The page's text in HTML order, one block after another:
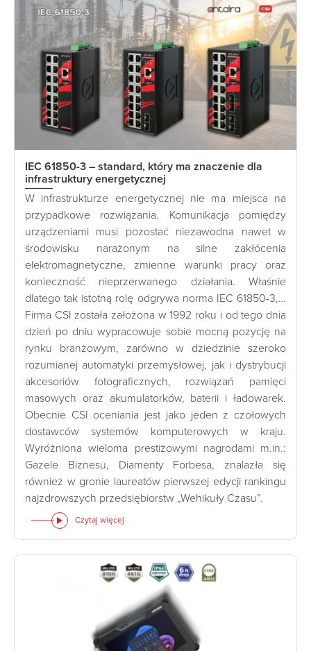
IEC 61850-3 – standard, który ma znaczenie dla
infrastruktury energetycznej
W infrastrukturze energetycznej nie ma miejsca na
przypadkowe rozwiązania. Komunikacja pomiędzy
urządzeniami musi pozostać niezawodna nawet w
środowisku narażonym na silne zakłócenia
elektromagnetyczne, zmienne warunki pracy oraz
konieczność nieprzerwanego działania. Właśnie
dlatego tak istotną rolę odgrywa norma IEC 61850-3,…
Firma CSI została założona w 1992 roku i od tego dnia
dzień po dniu wypracowuje sobie mocną pozycję na
rynku branżowym, zarówno w dziedzinie szeroko
rozumianej automatyki przemysłowej, jak i dystrybucji
akcesoriów fotograficznych, rozwiązań pamięci
masowych oraz akumulatorków, baterii i ładowarek.
Obecnie CSI oceniania jest jako jeden z czołowych
dostawców systemów komputerowych w kraju.
Wyróżniona wieloma prestiżowymi nagrodami m.in.:
Gazele Biznesu, Diamenty Forbesa, znalazła się
również w gronie laureatów pierwszej edycji rankingu
najzdrowszych przedsiębiorstw „Wehikuły Czasu”.
Czytaj więcej